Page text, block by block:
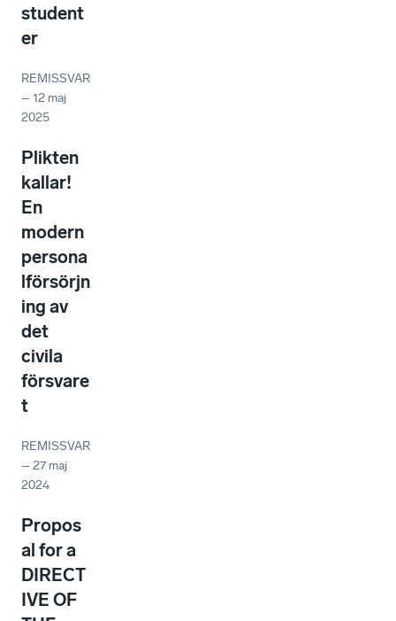
student
er
REMISSVAR
–12 maj
2025
Plikten
kallar!
En
modern
persona
lförsörjn
ing av
det
civila
försvare
t
REMISSVAR
–27 maj
2024
Propos
al for a
DIRECT
IVE OF